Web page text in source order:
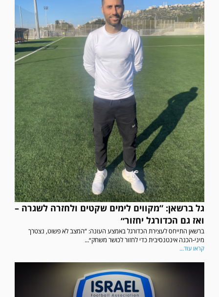
גל ברשאן: “מקווים לימים שקטים ולחזרה לשגרה –
ואז גם הכדורגל יחזור״
ברשאן התייחס לעצירת הכדורגל באמצע העונה: “המצב לא פשוט, נצטרך
מיני-הכנה אינטנסיבית כדי לחזור לכושר משחק״...
קראו עוד...